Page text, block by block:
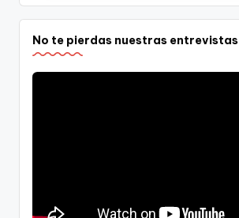
No te pierdas nuestras entrevistas